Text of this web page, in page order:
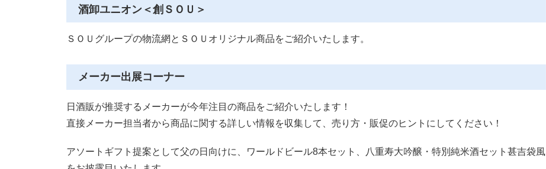
酒卸ユニオン＜創ＳＯＵ＞
ＳＯＵグループの物流網とＳＯＵオリジナル商品をご紹介いたします。
メーカー出展コーナー
日酒販が推奨するメーカーが今年注目の商品をご紹介いたします！
直接メーカー担当者から商品に関する詳しい情報を収集して、売り方・販促のヒントにしてください！
アソートギフト提案として父の日向けに、ワールドビール8本セット、八重寿大吟醸・特別純米酒セット甚吉袋風